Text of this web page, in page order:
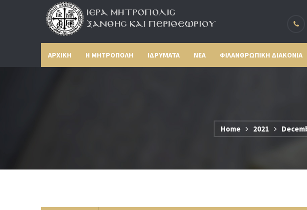
ΑΡΧΙΚΗ Η ΜΗΤΡΟΠΟΛΗ ΙΔΡΥΜΑΤΑ ΝΕΑ ΦΙΛΑΝΘΡΩΠΙΚΗ ΔΙΑΚΟΝΙΑ
Home 2021